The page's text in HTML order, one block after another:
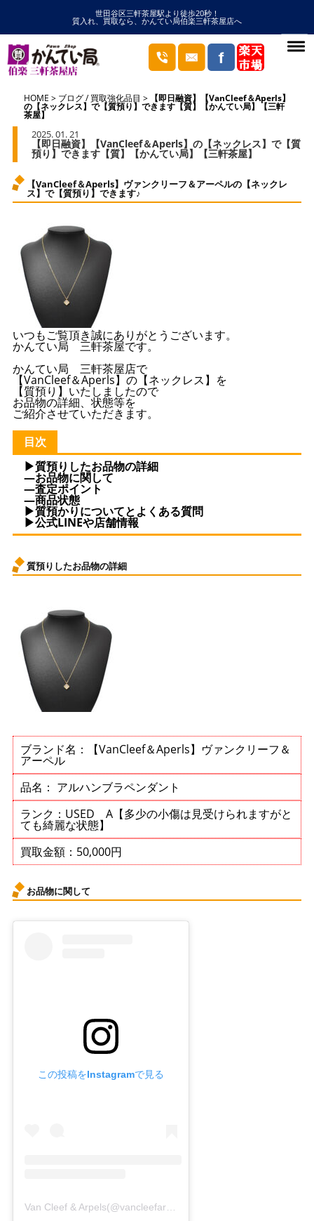
世田谷区三軒茶屋駅より徒歩20秒！
質入れ、買取なら、かんてい局伯楽三軒茶屋店へ
HOME ブログ/買取強化品目 【即日融資】【VanCleef＆Aperls】
の【ネックレス】で【質預り】できます【質】【かんてい局】【三軒
茶屋】
2025. 01. 21
【即日融資】【VanCleef＆Aperls】の【ネックレス】で【質
預り】できます【質】【かんてい局】【三軒茶屋】
【VanCleef＆Aperls】ヴァンクリーフ＆アーペルの【ネックレ
ス】で【質預り】できます♪
いつもご覧頂き誠にありがとうございます。
かんてい局 三軒茶屋です。
かんてい局 三軒茶屋店で
【VanCleef＆Aperls】の【ネックレス】を
【質預り】いたしましたので
お品物の詳細、状態等を
ご紹介させていただきます。
目次
▶質預りしたお品物の詳細
—お品物に関して
—査定ポイント
—商品状態
▶質預かりについてとよくある質問
▶公式LINEや店舗情報
質預りしたお品物の詳細
ブランド名：【VanCleef＆Aperls】ヴァンクリーフ＆
アーペル
品名： アルハンブラペンダント
ランク：USED A【多少の小傷は見受けられますがと
ても綺麗な状態】
買取金額：50,000円
お品物に関して
この投稿をInstagramで見る
Van Cleef & Arpels(@vancleefarpels)がシェアした投稿